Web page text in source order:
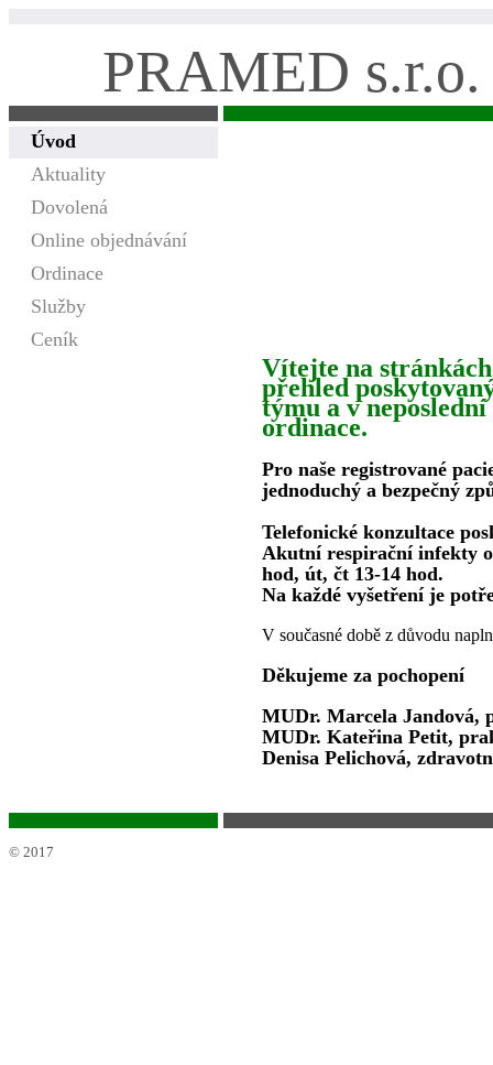
PRAMED s.r.o.
Úvod
Aktuality
Dovolená
Online objednávání
Ordinace
Služby
Ceník
Vítejte na
přehled
týmu a v
ordinace.
Pro naše registrované
jednoduchý a bezpečný
Telefonické konzultace
Akutní respirační infekty
hod, út, čt 13-14 hod.
Na každé vyšetření je
V současné době z důvodu
Děkujeme za pochopení
MUDr. Marcela Jandová,
MUDr. Kateřina Petit,
Denisa Pelichová,
© 2017